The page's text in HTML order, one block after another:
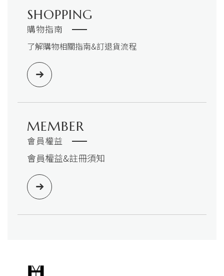
SHOPPING
購物指南
了解購物相關指南&訂退貨流程
MEMBER
會員權益
會員權益&註冊須知